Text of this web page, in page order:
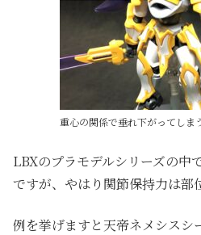
重心の関係で垂れ下がってしま
LBXのプラモデルシリーズの中
ですが、やはり関節保持力は部
例を挙げますと天帝ネメシスシ